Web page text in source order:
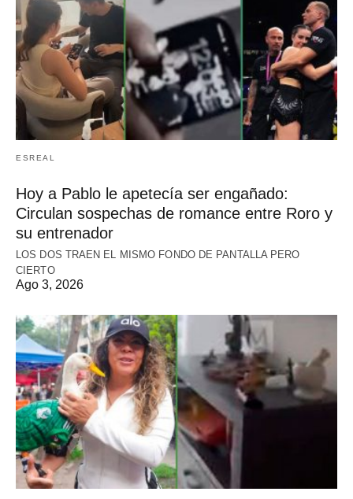
ESREAL
Hoy a Pablo le apetecía ser engañado:
Circulan sospechas de romance entre Roro y
su entrenador
LOS DOS TRAEN EL MISMO FONDO DE PANTALLA PERO
CIERTO
Ago 3, 2026